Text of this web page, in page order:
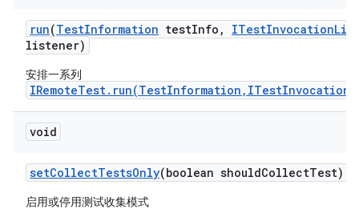
run(TestInformation testInfo , ITestInvocation
listener)
安排一系列
void
setCollectTestsOnly(boolean shouldCollectTest)
启用或停用测试收集模式